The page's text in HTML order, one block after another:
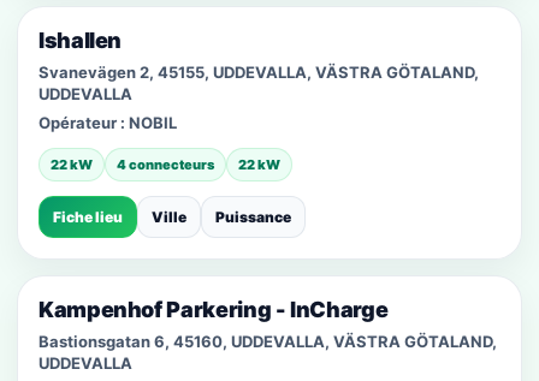
Ishallen
Svanevägen 2, 45155, UDDEVALLA, VÄSTRA GÖTALAND,
UDDEVALLA
Opérateur : NOBIL
22 kW 4 connecteurs 22 kW
Fiche lieu Ville Puissance
Kampenhof Parkering - InCharge
Bastionsgatan 6, 45160, UDDEVALLA, VÄSTRA GÖTALAND,
UDDEVALLA